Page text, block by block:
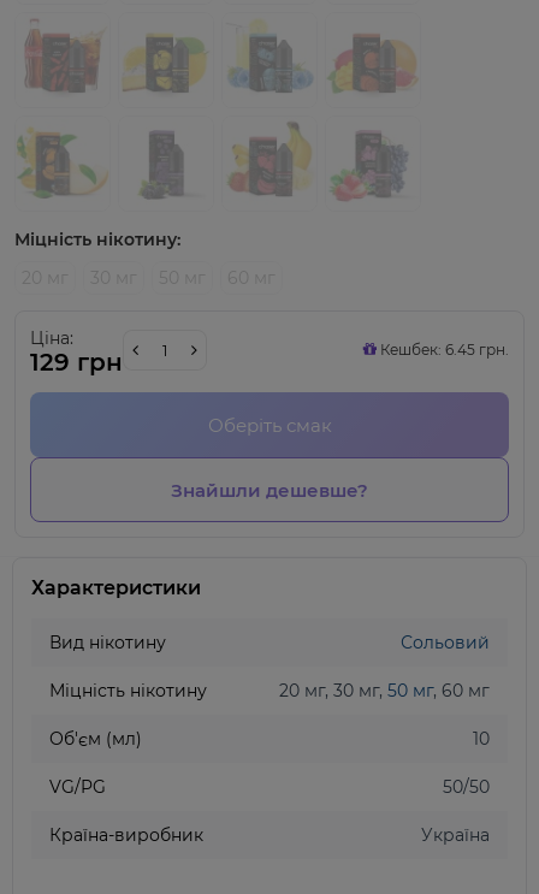
Міцність нікотину:
Ціна:
129 грн Кешбек: 6.45 грн.
Оберіть смак
Знайшли дешевше?
Характеристики
Вид нікотину Сольовий
Міцність нікотину 20 мг, 30 мг, 50 мг, 60 мг
Об'єм (мл) 10
VG/PG 50/50
Країна-виробник Україна